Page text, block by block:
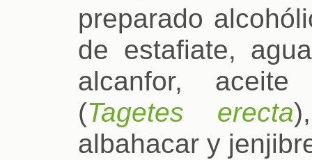
preparado
de estafiate,
alcanfor,
(Tagetes erecta
albahacar y